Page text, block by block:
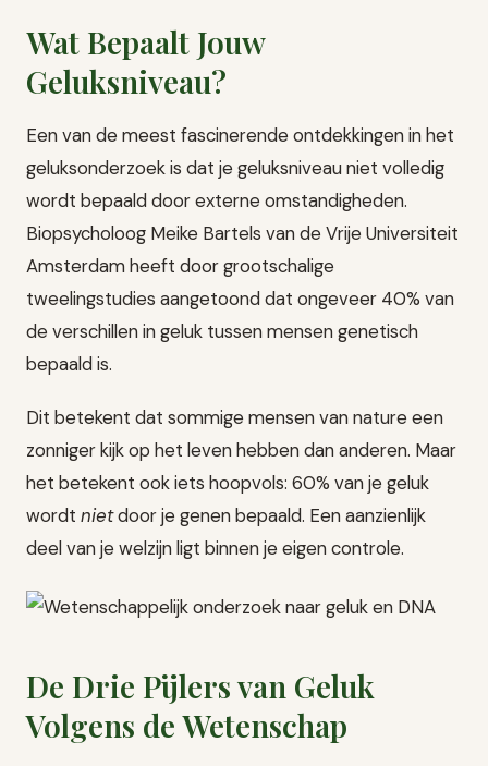
Wat Bepaalt Jouw
Geluksniveau?
Een van de meest fascinerende ontdekkingen in het
geluksonderzoek is dat je geluksniveau niet volledig
wordt bepaald door externe omstandigheden.
Biopsycholoog Meike Bartels van de Vrije Universiteit
Amsterdam heeft door grootschalige
tweelingstudies aangetoond dat ongeveer 40% van
de verschillen in geluk tussen mensen genetisch
bepaald is.
Dit betekent dat sommige mensen van nature een
zonniger kijk op het leven hebben dan anderen. Maar
het betekent ook iets hoopvols: 60% van je geluk
wordt nietdoor je genen bepaald. Een aanzienlijk
deel van je welzijn ligt binnen je eigen controle.
De Drie Pijlers van Geluk
Volgens de Wetenschap